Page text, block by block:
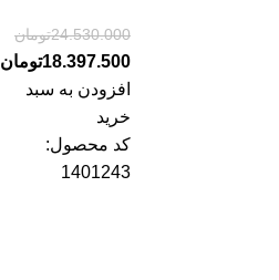
24.530.000تومان
18.397.500تومان
افزودن به سبد
خرید
کد محصول:
1401243